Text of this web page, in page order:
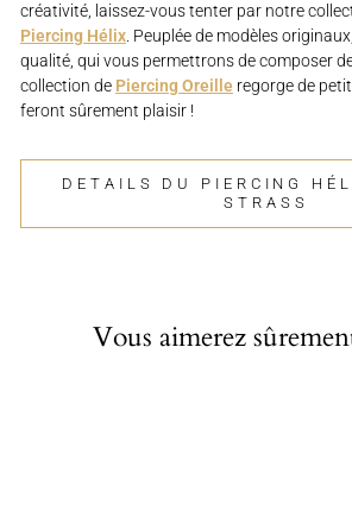
créativité, laissez-vous tenter par notre
Piercing Hélix. Peuplée de modèles
qualité, qui vous permettrons de composer
collection de Piercing Oreille regorge de
feront sûrement plaisir !
DETAILS DU PIERCING
STRASS
Vous aimerez